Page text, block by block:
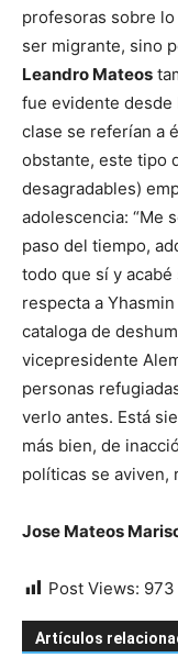
profesoras sobre
ser migrante, sino
Leandro Mateos
fue evidente desde
clase se referían a
obstante, este tipo
desagradables)
adolescencia: “Me
paso del tiempo,
todo que sí y
respecta a
cataloga de
vicepresidente
personas
verlo antes. Está
más bien, de
políticas se aviven,
Jose Mateos
Post Views: 973
Artículos